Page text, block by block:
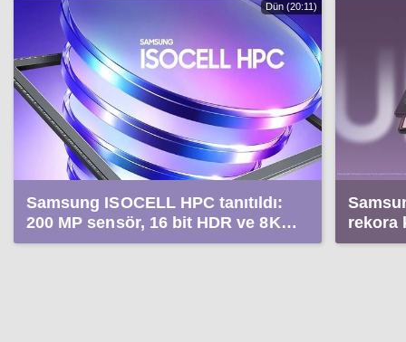
Dün (20:11)
Samsung ISOCELL HPC tanıtıldı:
200 MP sensör, 16 bit HDR ve 8K
video
rekora